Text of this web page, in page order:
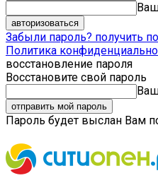
Забыли пароль? получить
Политика
восстановление пароля
Восстановите свой пароль
Пароль будет выслан Вам